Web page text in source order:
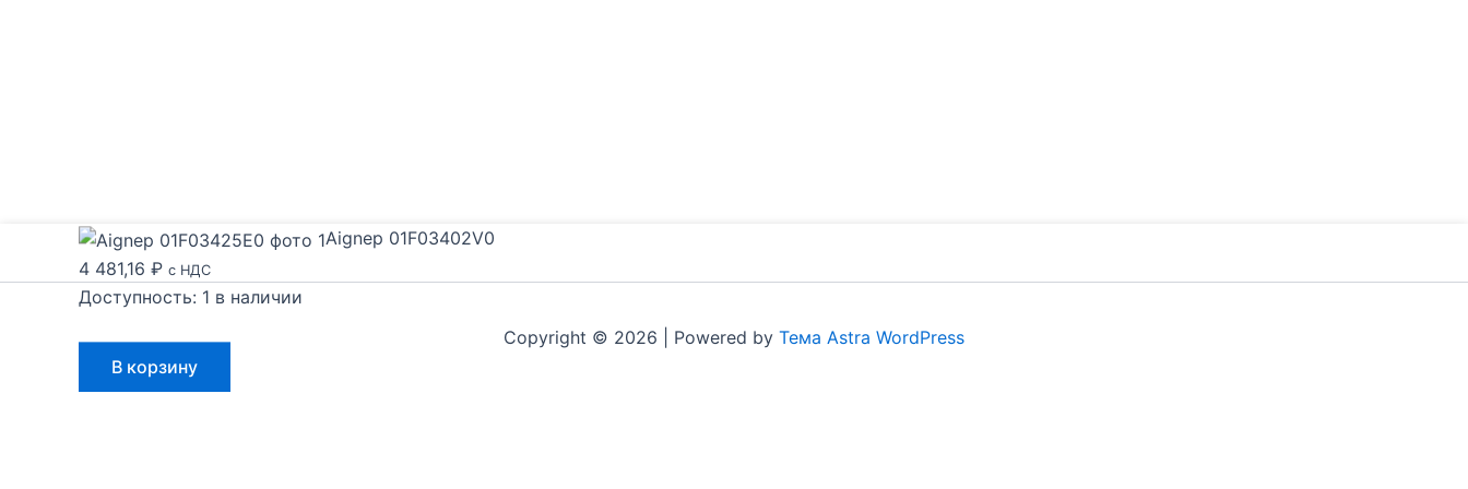
Copyright © 2026 | Powered by Тема Astra WordPress
Aignep 01F03402V0
4 481,16 ₽ с НДС
Доступность: 1 в наличии
товара
Aignep
В корзину